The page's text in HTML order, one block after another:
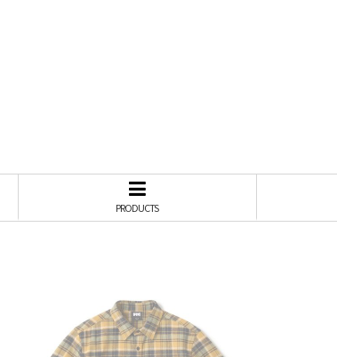
PRODUCTS